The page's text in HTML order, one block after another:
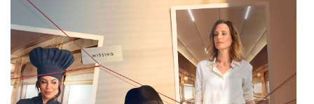
WALTER GROUP
WEB Windenergie AG
WEconomy - Diversity works!